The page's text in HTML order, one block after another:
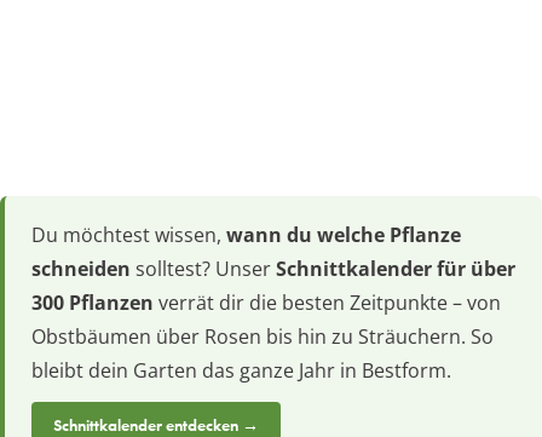
Du möchtest wissen, wann du welche Pflanze
schneiden solltest? UnserSchnittkalender für über
300 Pflanzen verrät dir die besten Zeitpunkte – von
Obstbäumen über Rosen bis hin zu Sträuchern. So
bleibt dein Garten das ganze Jahr in Bestform.
Schnittkalender entdecken →